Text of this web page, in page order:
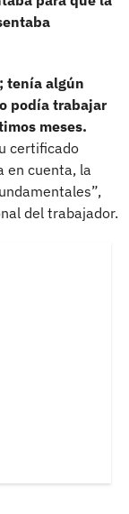
tenía algún
podía trabajar
meses.
certificado
en cuenta, la
del trabajador.